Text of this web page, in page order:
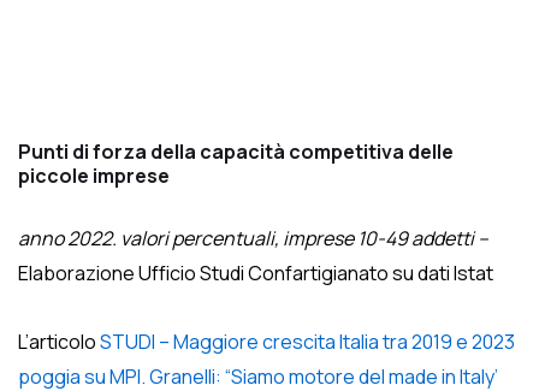
Punti di forza della capacità competitiva delle
piccole imprese
anno 2022. valori percentuali, imprese 10-49 addetti –
Elaborazione Ufficio Studi Confartigianato su dati Istat
L’articoloSTUDI – Maggiore crescita Italia tra 2019 e 2023
poggia su MPI. Granelli: “Siamo motore del made in Italy’